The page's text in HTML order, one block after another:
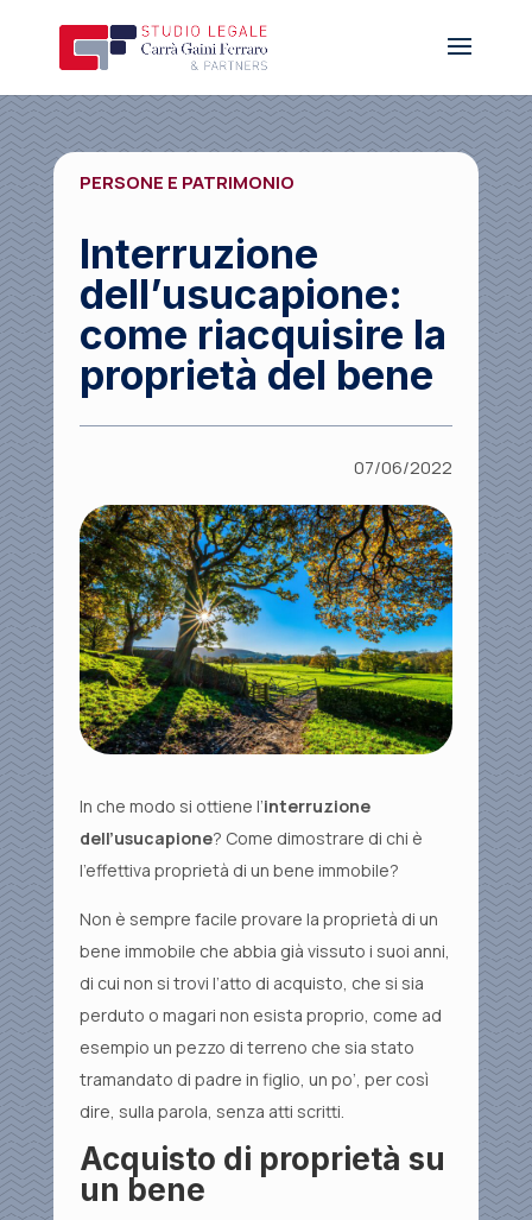
PERSONE E PATRIMONIO
Interruzione
dell’usucapione:
come riacquisire la
proprietà del bene
07/06/2022
In che modo si ottiene l’interruzione
dell’usucapione? Come dimostrare di chi è
l’effettiva proprietà di un bene immobile?
Non è sempre facile provare la proprietà di un
bene immobile che abbia già vissuto i suoi anni,
di cui non si trovi l’atto di acquisto, che si sia
perduto o magari non esista proprio, come ad
esempio un pezzo di terreno che sia stato
tramandato di padre in figlio, un po’, per così
dire, sulla parola, senza atti scritti.
Acquisto di proprietà su
un bene